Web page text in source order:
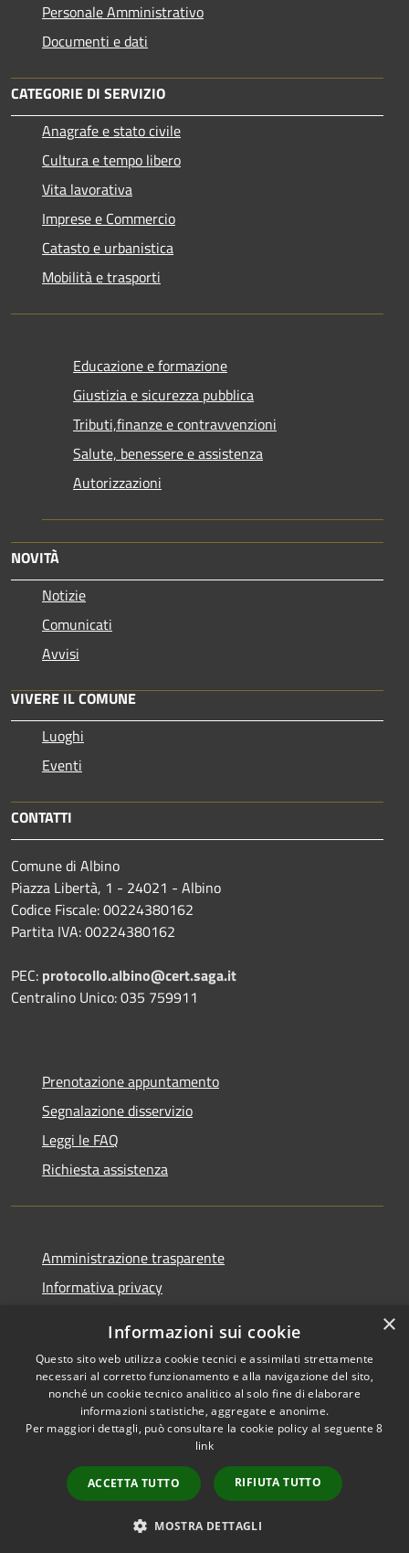
Personale Amministrativo
Documenti e dati
CATEGORIE DI SERVIZIO
Anagrafe e stato civile
Cultura e tempo libero
Vita lavorativa
Imprese e Commercio
Catasto e urbanistica
Mobilità e trasporti
Educazione e formazione
Giustizia e sicurezza pubblica
Tributi,finanze e contravvenzioni
Salute, benessere e assistenza
Autorizzazioni
NOVITÀ
Notizie
Comunicati
Avvisi
VIVERE IL COMUNE
Luoghi
Eventi
CONTATTI
Comune di Albino
Piazza Libertà, 1 - 24021 - Albino
Codice Fiscale: 00224380162
Partita IVA: 00224380162
PEC: protocollo.albino@cert.saga.it
Centralino Unico: 035 759911
Prenotazione appuntamento
Segnalazione disservizio
Leggi le FAQ
Richiesta assistenza
Amministrazione trasparente
Informativa privacy
Dichiarazione di accessibilità
RSS
Copyright © 2026 • Comune di
Municipium•
Accesso
redazione
×
Informazioni sui cookie
Questo sito web utilizza cookie tecnici e assimilati strettamente
necessari al corretto funzionamento e alla navigazione del sito,
nonché un cookie tecnico analitico al solo fine di elaborare
informazioni statistiche, aggregate e anonime.
Per maggiori dettagli, può consultare la cookie policy al seguente8
link
ACCETTA TUTTO RIFIUTA TUTTO
MOSTRA DETTAGLI